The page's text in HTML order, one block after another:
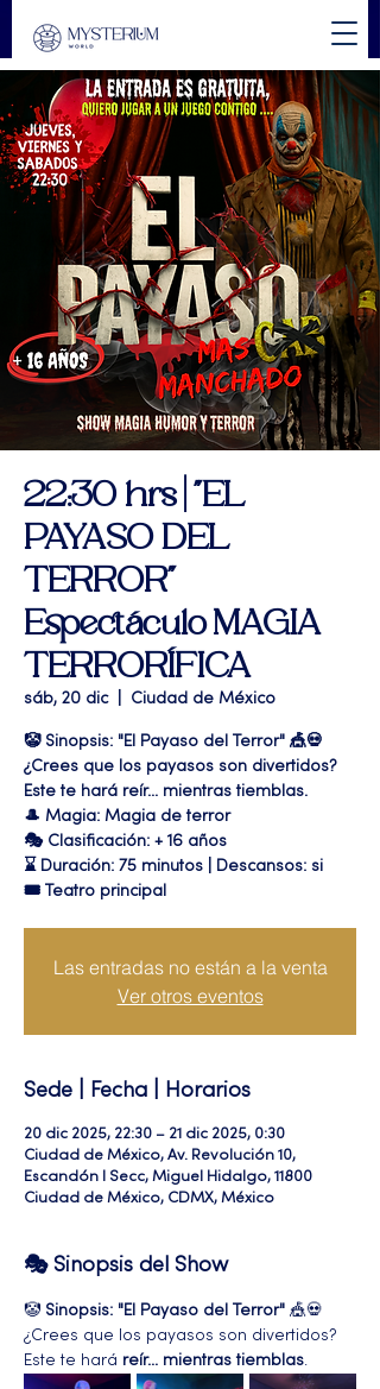
22:30 hrs | "EL
PAYASO DEL
TERROR"
Espectáculo MAGIA
TERRORÍFICA
sáb, 20 dic
  |
Ciudad de México
🤡 Sinopsis: "El Payaso del Terror" 🎪💀
¿Crees que los payasos son divertidos?
Este te hará reír... mientras tiemblas.
🎩 Magia: Magia de terror
🎭 Clasificación: + 16 años
⌛ Duración: 75 minutos | Descansos: si
🎟 Teatro principal
Las entradas no están a la venta
Ver otros eventos
Sede | Fecha | Horarios
20 dic 2025, 22:30 – 21 dic 2025, 0:30
Ciudad de México, Av. Revolución 10,
Escandón I Secc, Miguel Hidalgo, 11800
Ciudad de México, CDMX, México
🎭 Sinopsis del Show
🤡 Sinopsis: "El Payaso del Terror" 🎪💀
¿Crees que los payasos son divertidos?
Este te hará reír... mientras tiemblas.